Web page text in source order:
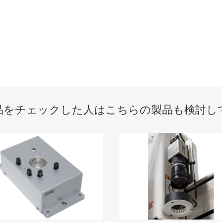
をチェックした人は こちらの製品も検討し